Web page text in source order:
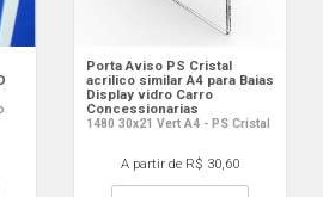
Porta Aviso PS Cristal
acrilico similar A4 para Baias
Display vidro Carro
Concessionarias
1480 30x21 Vert A4 - PS Cristal
A partir de R$ 30,60